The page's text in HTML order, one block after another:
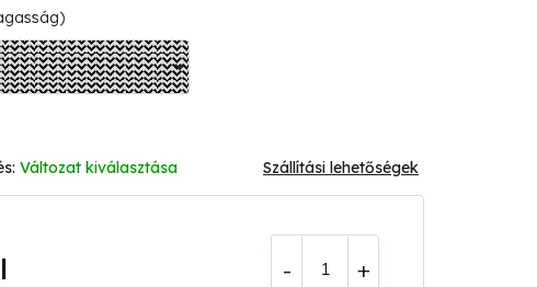
Változat kiválasztása Szállítási lehetőségek